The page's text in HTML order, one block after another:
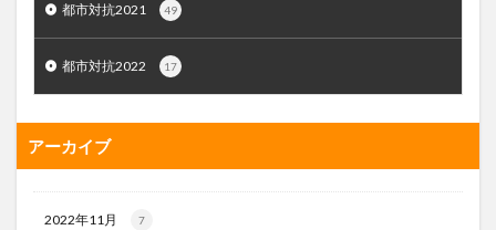
都市対抗2021 49
都市対抗2022 17
アーカイブ
2022年11月 7